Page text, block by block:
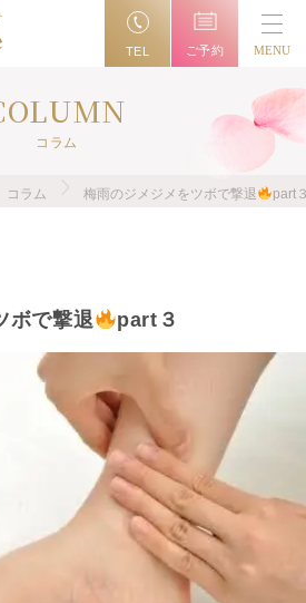
TEL ご予約 MENU
コラム
コラム 梅雨のジメジメをツボで撃退 part
ボで撃退 part３